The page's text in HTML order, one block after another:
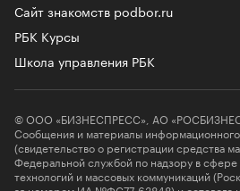
Сайт знакомств podbor.ru
РБК Курсы
Школа управления РБК
© ООО «БИЗНЕСПРЕСС», АО
Сообщения и материалы информационного
(свидетельство о регистрации средства
Федеральной службой по надзору в
технологий и массовых коммуникаций